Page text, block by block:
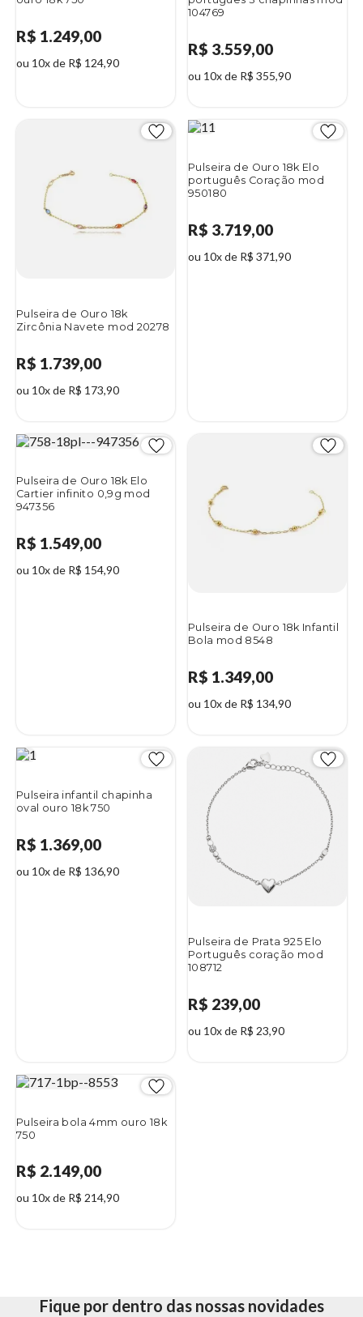
R$ 1.249,00
ou 10x de R$ 124,90
104769
R$ 3.559,00
ou 10x de R$ 355,90
Pulseira de Ouro 18k
Zircônia Navete mod 20278
R$ 1.739,00
ou 10x de R$ 173,90
Pulseira de Ouro 18k Elo
português Coração mod
950180
R$ 3.719,00
ou 10x de R$ 371,90
Pulseira de Ouro 18k Elo
Cartier infinito 0,9g mod
947356
R$ 1.549,00
ou 10x de R$ 154,90
Pulseira de Ouro 18k Infantil
Bola mod 8548
R$ 1.349,00
ou 10x de R$ 134,90
Pulseira infantil chapinha
oval ouro 18k 750
R$ 1.369,00
ou 10x de R$ 136,90
Pulseira de Prata 925 Elo
Português coração mod
108712
R$ 239,00
ou 10x de R$ 23,90
Pulseira bola 4mm ouro 18k
750
R$ 2.149,00
ou 10x de R$ 214,90
Fique por dentro das nossas novidades